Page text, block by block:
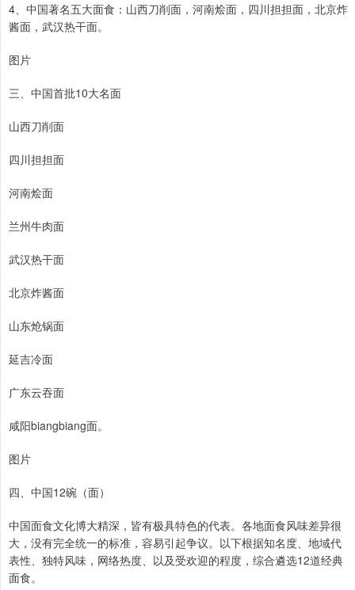
4、中国著名五大面食：山西刀削面，河南烩面，四川担担面，北京炸
酱面，武汉热干面。
图片
三、中国首批10大名面
山西刀削面
四川担担面
河南烩面
兰州牛肉面
武汉热干面
北京炸酱面
山东炝锅面
延吉冷面
广东云吞面
咸阳biangbiang面。
图片
四、中国12碗（面）
中国面食文化博大精深，皆有极具特色的代表。各地面食风味差异很
大，没有完全统一的标准，容易引起争议。以下根据知名度、地域代
表性、独特风味，网络热度、以及受欢迎的程度，综合遴选12道经典
面食。